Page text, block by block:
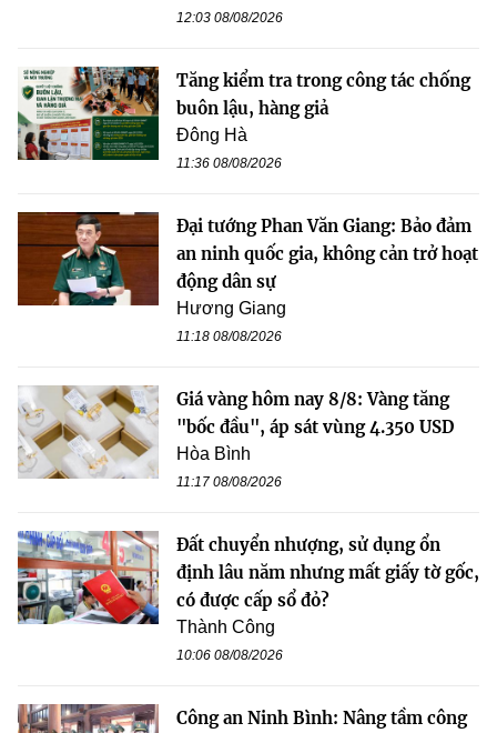
12:03 08/08/2026
Tăng kiểm tra trong công tác chống
buôn lậu, hàng giả
Đông Hà
11:36 08/08/2026
Đại tướng Phan Văn Giang: Bảo đảm
an ninh quốc gia, không cản trở hoạt
động dân sự
Hương Giang
11:18 08/08/2026
Giá vàng hôm nay 8/8: Vàng tăng
"bốc đầu", áp sát vùng 4.350 USD
Hòa Bình
11:17 08/08/2026
Đất chuyển nhượng, sử dụng ổn
định lâu năm nhưng mất giấy tờ gốc,
có được cấp sổ đỏ?
Thành Công
10:06 08/08/2026
Công an Ninh Bình: Nâng tầm công